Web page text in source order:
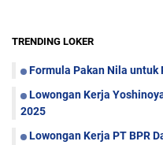
TRENDING LOKER
Formula Pakan Nila untuk
Lowongan Kerja
2025
Lowongan Kerja PT BPR